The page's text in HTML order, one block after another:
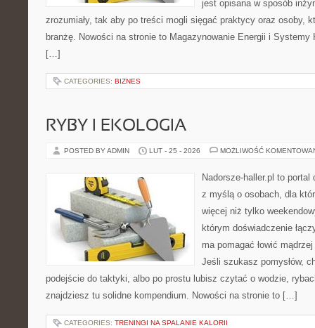
jest opisana w sposób
zrozumiały, tak aby po treści mogli sięgać praktycy oraz osoby,
branżę. Nowości na stronie to Magazynowanie Energii i Systemy
[…]
CATEGORIES: BIZNES
RYBY I EKOLOGIA
POSTED BY ADMIN LUT - 25 - 2026 MOŻLIWOŚĆ
Nadorsze-haller.pl to portal
z myślą o osobach, dla
więcej niż tylko
którym doświadczenie
ma pomagać łowić
Jeśli szukasz pomysłów,
podejście do taktyki, albo po prostu lubisz czytać o wodzie,
znajdziesz tu solidne kompendium. Nowości na stronie to […]
CATEGORIES: TRENINGI NA SPALANIE KALORII